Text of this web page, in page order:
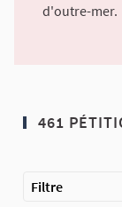
d'outre-mer.
461
Filtre